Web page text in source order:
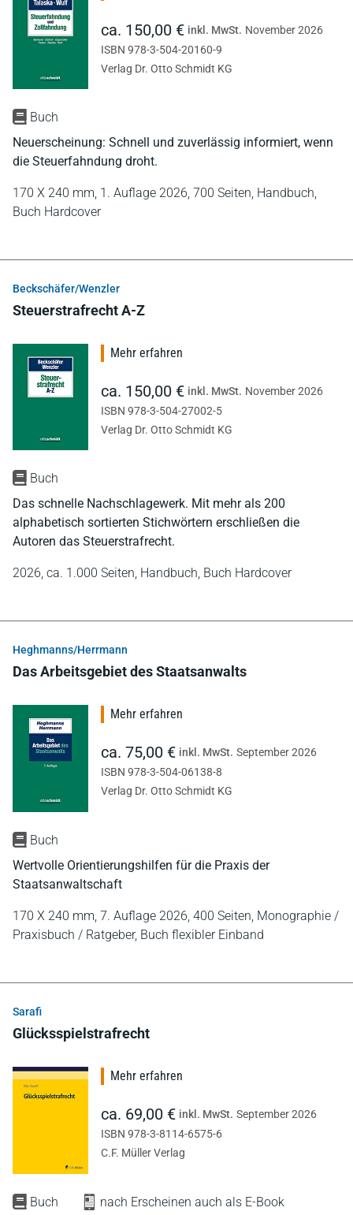
Buch
Neuerscheinung: Schnell und zuverlässig informiert, wenn
die Steuerfahndung droht.
170 X 240 mm, 1. Auflage 2026, 700 Seiten, Handbuch,
Buch Hardcover
ca. 150,00 € inkl. MwSt. November 2026
ISBN 978-3-504-20160-9
Verlag Dr. Otto Schmidt KG
Beckschäfer/Wenzler
Steuerstrafrecht A-Z
Buch
Das schnelle Nachschlagewerk. Mit mehr als 200
alphabetisch sortierten Stichwörtern erschließen die
Autoren das Steuerstrafrecht.
2026, ca. 1.000 Seiten, Handbuch, Buch Hardcover
Mehr erfahren
ca. 150,00 € inkl. MwSt. November 2026
ISBN 978-3-504-27002-5
Verlag Dr. Otto Schmidt KG
Heghmanns/Herrmann
Das Arbeitsgebiet des Staatsanwalts
Buch
Wertvolle Orientierungshilfen für die Praxis der
Staatsanwaltschaft
170 X 240 mm, 7. Auflage 2026, 400 Seiten, Monographie /
Praxisbuch / Ratgeber, Buch flexibler Einband
Mehr erfahren
ca. 75,00 € inkl. MwSt. September 2026
ISBN 978-3-504-06138-8
Verlag Dr. Otto Schmidt KG
Sarafi
Glücksspielstrafrecht
Buch
nach Erscheinen auch als E-Book
Mehr erfahren
ca. 69,00 € inkl. MwSt. September 2026
ISBN 978-3-8114-6575-6
C.F. Müller Verlag